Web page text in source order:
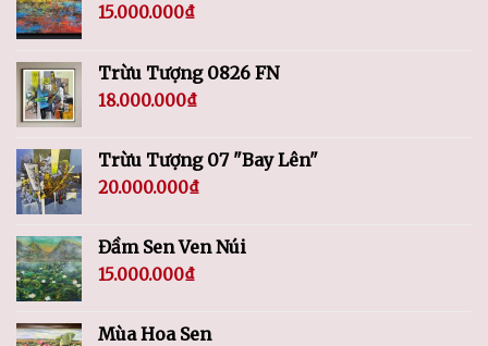
15.000.000₫
Trừu Tượng 0826 FN
18.000.000₫
Trừu Tượng 07 "Bay Lên"
20.000.000₫
Đầm Sen Ven Núi
15.000.000₫
Mùa Hoa Sen